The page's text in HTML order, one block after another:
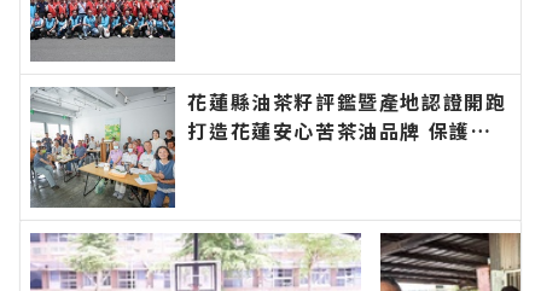
資訊！
花蓮縣油茶籽評鑑暨產地認證開跑
打造花蓮安心苦茶油品牌 保護國
∣花蓮新聞網官方網站各類新聞－
最快速的今日新聞報導 最新的在
地資訊！